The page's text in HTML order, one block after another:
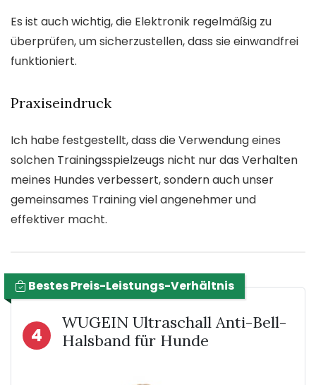
Es ist auch wichtig, die Elektronik regelmäßig zu
überprüfen, um sicherzustellen, dass sie einwandfrei
funktioniert.
Praxiseindruck
Ich habe festgestellt, dass die Verwendung eines
solchen Trainingsspielzeugs nicht nur das Verhalten
meines Hundes verbessert, sondern auch unser
gemeinsames Training viel angenehmer und
effektiver macht.
Bestes Preis-Leistungs-Verhältnis
4
WUGEIN Ultraschall Anti-Bell-
Halsband für Hunde